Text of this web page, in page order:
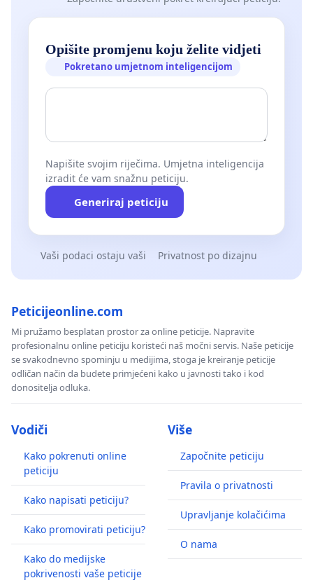
Opišite promjenu koju želite vidjeti
Pokretano umjetnom inteligencijom
Napišite svojim riječima. Umjetna inteligencija
izradit će vam snažnu peticiju.
Generiraj peticiju
Vaši podaci ostaju vaši Privatnost po dizajnu
Peticijeonline.com
Mi pružamo besplatan prostor za online peticije. Napravite
profesionalnu online peticiju koristeći naš močni servis. Naše peticije
se svakodnevno spominju u medijima, stoga je kreiranje peticije
odličan način da budete primjećeni kako u javnosti tako i kod
donositelja odluka.
Vodiči
Kako pokrenuti online
peticiju
Kako napisati peticiju?
Kako promovirati peticiju?
Kako do medijske
pokrivenosti vaše peticije
Više
Započnite peticiju
Pravila o privatnosti
Upravljanje kolačićima
O nama